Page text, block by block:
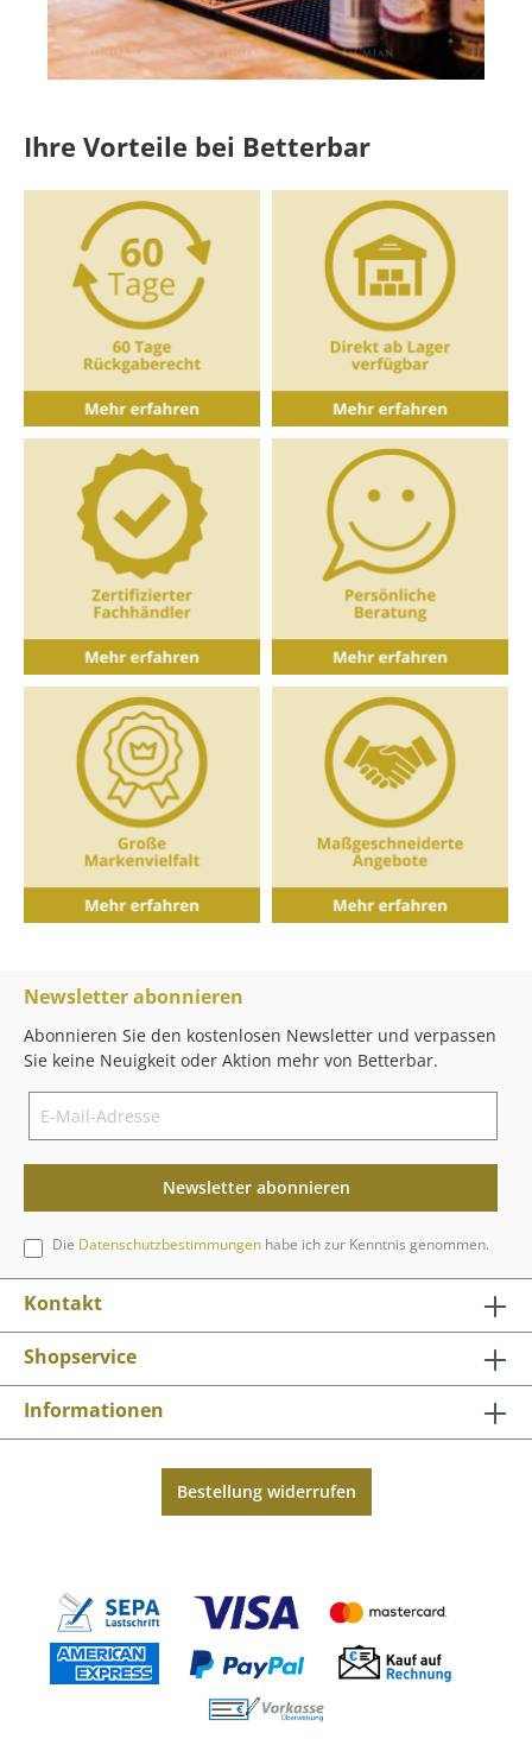
Ihre Vorteile bei Betterbar
Newsletter abonnieren
Abonnieren Sie den kostenlosen Newsletter und verpassen
Sie keine Neuigkeit oder Aktion mehr von Betterbar.
Newsletter abonnieren
Die Datenschutzbestimmungen habe ich zur Kenntnis genommen.
Kontakt
Shopservice
Informationen
Bestellung widerrufen